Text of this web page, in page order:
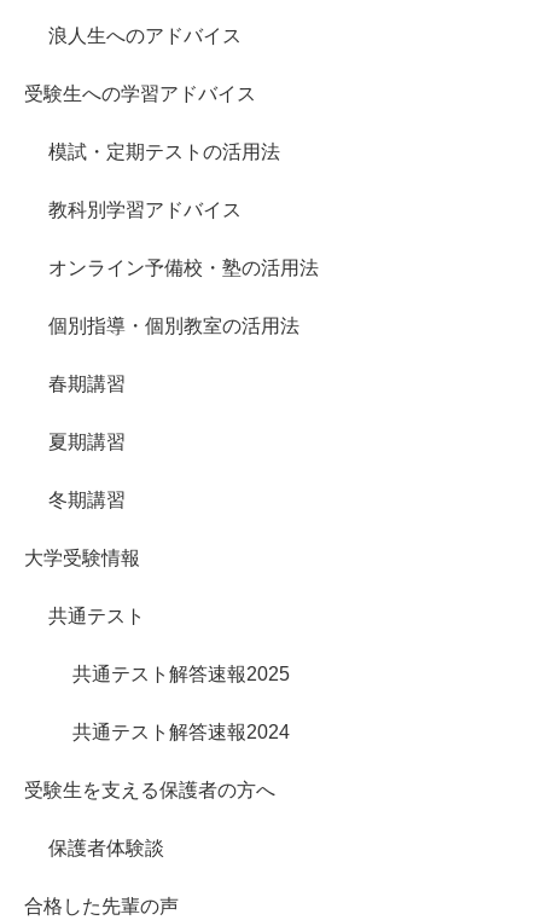
浪人生へのアドバイス
受験生への学習アドバイス
模試・定期テストの活用法
教科別学習アドバイス
オンライン予備校・塾の活用法
個別指導・個別教室の活用法
春期講習
夏期講習
冬期講習
大学受験情報
共通テスト
共通テスト解答速報2025
共通テスト解答速報2024
受験生を支える保護者の方へ
保護者体験談
合格した先輩の声